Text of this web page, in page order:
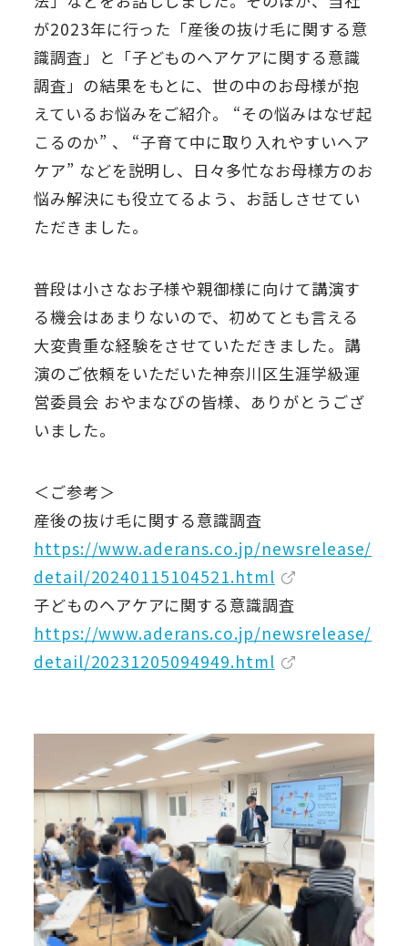
が2023年に行った「産後の抜け毛に関する意
識調査」と「子どものヘアケアに関する意識
調査」の結果をもとに、世の中のお母様が抱
えているお悩みをご紹介。 “その悩みはなぜ起
こるのか” 、 “子育て中に取り入れやすいヘア
ケア” などを説明し、日々多忙なお母様方のお
悩み解決にも役立てるよう、お話しさせてい
ただきました。
普段は小さなお子様や親御様に向けて講演す
る機会はあまりないので、初めてとも言える
大変貴重な経験をさせていただきました。講
演のご依頼をいただいた神奈川区生涯学級運
営委員会 おやまなびの皆様、ありがとうござ
いました。
＜ご参考＞
産後の抜け毛に関する意識調査
https://www.aderans.co.jp/newsrelease/
detail/20240115104521.html
子どものヘアケアに関する意識調査
https://www.aderans.co.jp/newsrelease/
detail/20231205094949.html